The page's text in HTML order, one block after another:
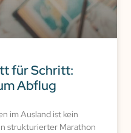
für Schritt:
Abflug
im Ausland ist kein
strukturierter Marathon